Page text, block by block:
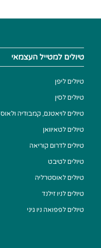
טיולים למטייל העצמאי
טיולים ליפן
טיולים לסין
טיולים לויאטנם, קמבודיה ולאוס
טיולים לטאיוואן
טיולים לדרום קוריאה
טיולים לטיבט
טיולים לאוסטרליה
טיולים לניו זילנד
טיולים לפפואה ניו גיני